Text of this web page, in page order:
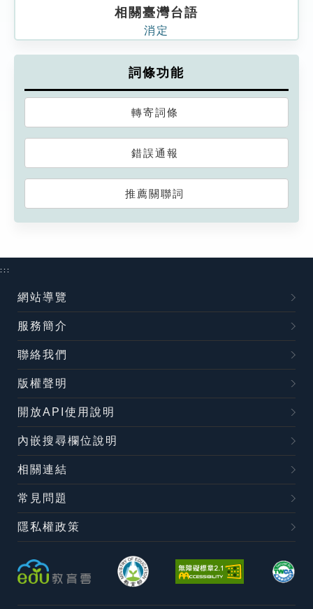
相關臺灣台語
消定
詞條功能
轉寄詞條
錯誤通報
推薦關聯詞
:::
網站導覽
服務簡介
聯絡我們
版權聲明
開放API使用說明
內嵌搜尋欄位說明
相關連結
常見問題
隱私權政策